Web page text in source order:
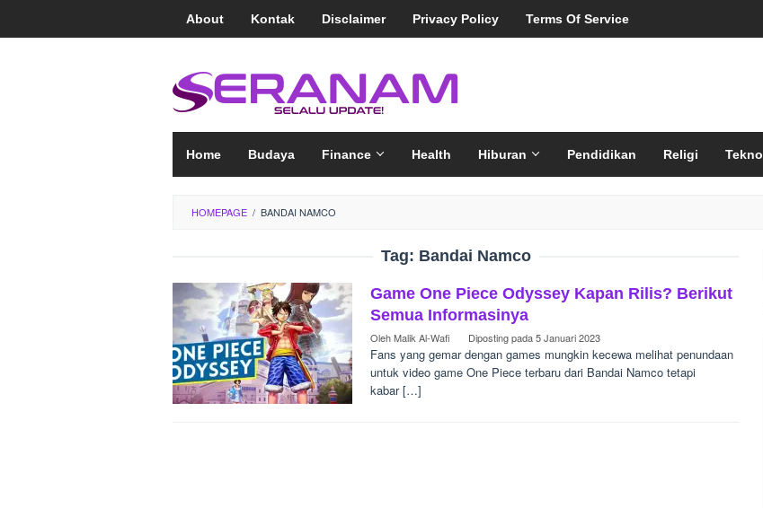
About Kontak Disclaimer Privacy Policy Terms Of Service
Home Budaya Finance Health Hiburan Pendidikan Religi Tekno
HOMEPAGE / BANDAI NAMCO
Tag: Bandai Namco
Game One Piece Odyssey Kapan Rilis? Berikut
Semua Informasinya
OlehMalik Al-Wafi Diposting pada5 Januari 2023
Fans yang gemar dengan games mungkin kecewa melihat penundaan
untuk video game One Piece terbaru dari Bandai Namco tetapi
kabar […]